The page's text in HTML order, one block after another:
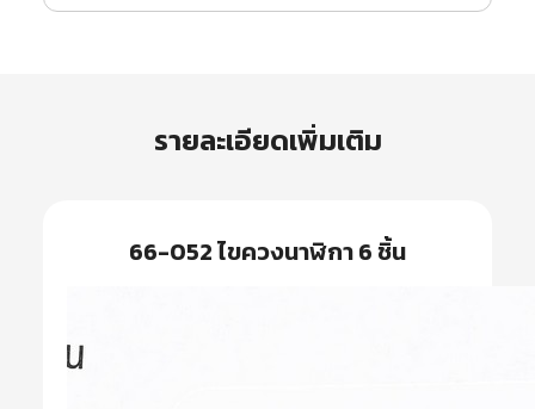
รายละเอียดเพิ่มเติม
66-052 ไขควงนาฬิกา 6 ชิ้น